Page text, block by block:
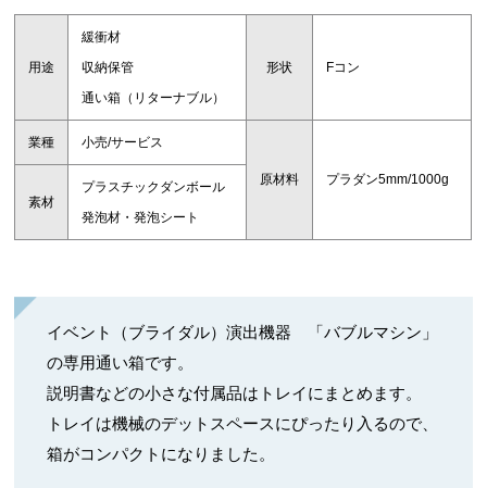
用途
緩衝材
収納保管
通い箱（リターナブル）
形状 Fコン
業種 小売/サービス
原材料
プラダン5mm/1000g
素材
プラスチックダンボール
発泡材・発泡シート
イベント（ブライダル）演出機器 「バブルマシン」
の専用通い箱です。
説明書などの小さな付属品はトレイにまとめます。
トレイは機械のデットスペースにぴったり入るので、
箱がコンパクトになりました。